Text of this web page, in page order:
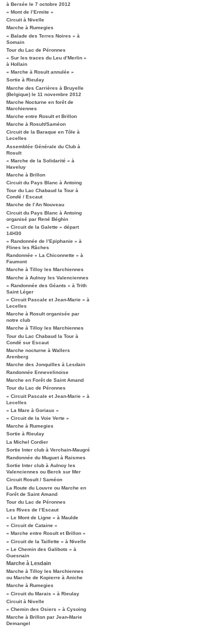
à Bersée le 7 octobre 2012
« Mont de l’Ermite »
Circuit à Nivelle
Marche à Rumegies
« Balade des Terres Noires » à
Somain
Tour du Lac de Péronnes
« Sur les traces du Leu d’Merlin »
à Hollain
« Marche à Rosult annulée »
Sortie à Rieulay
Marche des Carrières à Bruyelle
(Belgique) le 11 novembre 2012
Marche Nocturne en forêt de
Marchiennes
Marche entre Rosult et Brillon
Marche à Rosult/Saméon
Circuit de la Baraque en Tôle à
Lecelles
Assemblée Générale du Club à
Rosult
« Marche de la Solidarité » à
Haveluy
Marche à Brillon
Circuit du Pays Blanc à Antoing
Tour du Lac Chabaud la Tour à
Condé / Escaut
Marche de l’An Nouveau
Circuit du Pays Blanc à Antoing
organisé par René Béghin
« Circuit de la Galette » départ
14H30
« Randonnée de l’Epiphanie » à
Flines les Râches
Randonnée « La Chiconnette » à
Faumont
Marche à Tilloy les Marchiennes
Marche à Aulnoy les Valenciennes
« Randonnée des Géants » à Trith
Saint Léger
« Circuit Pascale et Jean-Marie » à
Lecelles
Marche à Rosult organisée par
notre club
Marche à Tilloy les Marchiennes
Tour du Lac Chabaud la Tour à
Condé sur Escaut
Marche nocturne à Wallers
Arenberg
Marche des Jonquilles à Lesdain
Randonnée Ennevelinoise
Marche en Forêt de Saint Amand
Tour du Lac de Péronnes
« Circuit Pascale et Jean-Marie » à
Lecelles
« La Mare à Goriaux »
« Circuit de la Voie Verte »
Marche à Rumegies
Sortie à Rieulay
La Michel Cordier
Sortie Inter club à Verchain-Maugré
Randonnée du Muguet à Raismes
Sortie Inter club à Aulnoy les
Valenciennes ou Berck sur Mer
Circuit Rosult / Saméon
La Route du Louvre ou Marche en
Forêt de Saint Amand
Tour du Lac de Péronnes
Les Rives de l’Escaut
« Le Mont de Ligne » à Maulde
« Circuit de Cataine »
« Marche entre Rosult et Brillon »
« Circuit de la Taillette » à Nivelle
« Le Chemin des Galibots » à
Guesnain
Marche à Lesdain
Marche à Tilloy les Marchiennes
ou Marche de Kopierre à Aniche
Marche à Rumegies
« Circuit du Marais » à Rieulay
Circuit à Nivelle
« Chemin des Osiers » à Cysoing
Marche à Brillon par Jean-Marie
Demangel